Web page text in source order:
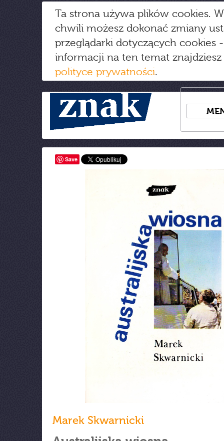
Ta strona używa plików cookies.
chwili możesz dokonać zmiany
przeglądarki dotyczących cookies
informacji na ten temat
polityce prywatności.
Save
Marek Skwarnicki